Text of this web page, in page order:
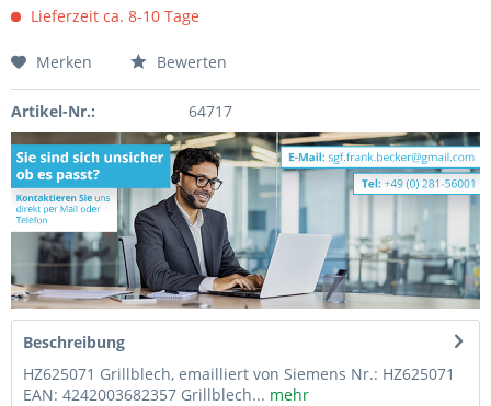
Lieferzeit ca. 8-10 Tage
Merken Bewerten
Artikel-Nr.: 64717
Beschreibung
HZ625071 Grillblech, emailliert von Siemens Nr.: HZ625071
EAN: 4242003682357 Grillblech... mehr